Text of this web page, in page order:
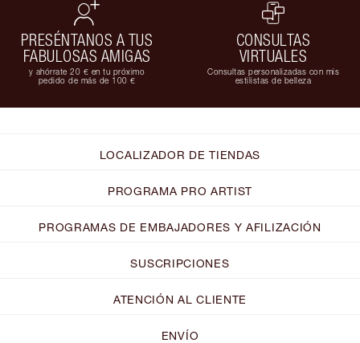
PRESÉNTANOS A TUS
FABULOSAS AMIGAS
y ahórrate 20 € en tu próximo
pedido de más de 100 €
CONSULTAS
VIRTUALES
Consultas personalizadas con mis
estilistas de belleza
LOCALIZADOR DE TIENDAS
PROGRAMA PRO ARTIST
PROGRAMAS DE EMBAJADORES Y AFILIZACIÓN
SUSCRIPCIONES
ATENCIÓN AL CLIENTE
ENVÍO